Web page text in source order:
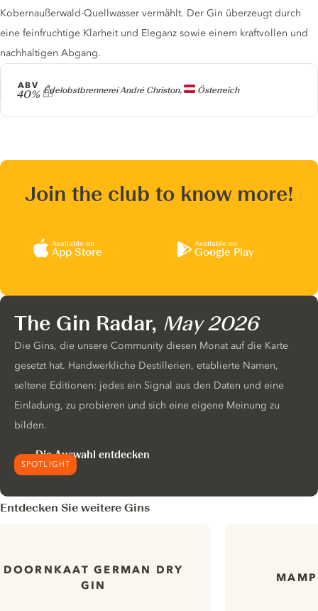
Producer
Edelobstbrennerei André Christon, Österreich
ABV
40%
Kobernaußerwald-Quellwasser vermählt. Der Gin überzeugt durch
eine feinfruchtige Klarheit und Eleganz sowie einem kraftvollen und
nachhaltigen Abgang.
Join the club to know more!
Available on
App Store
Available on
Google Play
SPOTLIGHT
The Gin Radar, May 2026
Die Gins, die unsere Community diesen Monat auf die Karte
gesetzt hat. Handwerkliche Destillerien, etablierte Namen,
seltene Editionen: jedes ein Signal aus den Daten und eine
Einladung, zu probieren und sich eine eigene Meinung zu
bilden.
Die Auswahl entdecken
Entdecken Sie weitere Gins
DOORNKAAT GERMAN DRY
GIN